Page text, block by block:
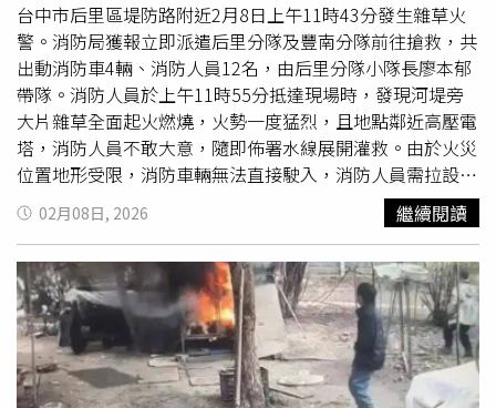
台中市后里區堤防路附近2月8日上午11時43分發生雜草火
警。消防局獲報立即派遣后里分隊及豐南分隊前往搶救，共
出動消防車4輛、消防人員12名，由后里分隊小隊長廖本郁
帶隊。消防人員於上午11時55分抵達現場時，發現河堤旁
大片雜草全面起火燃燒，火勢一度猛烈，且地點鄰近高壓電
塔，消防人員不敢大意，隨即佈署水線展開灌救。由於火災
位置地形受限，消防車輛無法直接駛入，消防人員需拉設水
線由田埂徒步進入火場，增加搶救難度。火勢於下午12時
38分獲得控制，並於下午2時26分完全撲滅，隨後持續進行
殘火處理。此次火警初估燃燒面積約3000平方公尺，所幸
未造成人員傷亡。詳細起火原因仍待火災調查人員進一步釐
清。據了解，火警發生時濃煙大量竄升，民眾開車行駛國道
四號及銜接國道一號的用路人，遠遠即可看見 白煙直衝天際
相當驚人。消防局指出，近期天乾物燥，各地陸續傳出雜草
及山林火警，呼籲民眾進行掃墓、清除雜草或戶外作業時務
02月08日, 2026 繼續閱讀